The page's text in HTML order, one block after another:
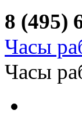
8 (495)
Часы
Часы